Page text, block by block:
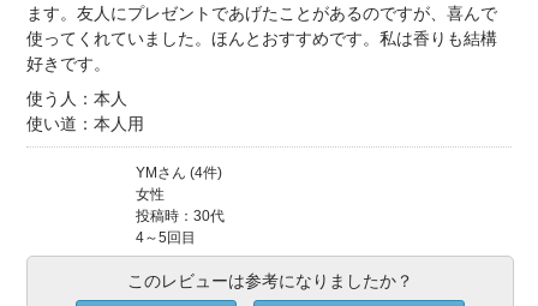
ます。友人にプレゼントであげたことがあるのですが、喜んで
使ってくれていました。ほんとおすすめです。私は香りも結構
好きです。
使う人：本人
使い道：本人用
YMさん (4件)
女性
投稿時：30代
4～5回目
このレビューは参考になりましたか？